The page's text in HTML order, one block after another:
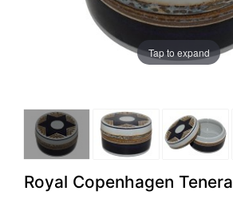
Tap to expand
Royal Copenhagen Tenera